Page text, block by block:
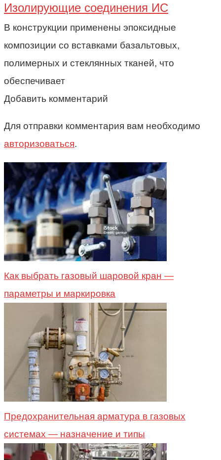
Изолирующие соединения ИС
В конструкции применены эпоксидные
композиции cо вставками базальтовых,
полимерных и стеклянных тканей, что
обеспечивает
Добавить комментарий
Для отправки комментария вам необходимо
авторизоваться.
Как выбрать газовый шаровой кран —
параметры и маркировка
Предохранительная арматура в газовых
системах — назначение и типы